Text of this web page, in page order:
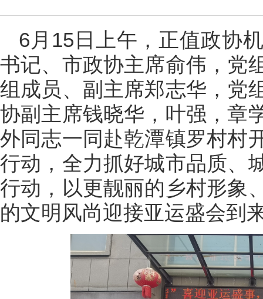
6月15日上午，正值政协
书记、市政协主席俞伟，党
组成员、副主席郑志华，党
协副主席钱晓华，叶强，章
外同志一同赴乾潭镇罗村村
行动，全力抓好城市品质、
行动，以更靓丽的乡村形象
的文明风尚迎接亚运盛会到